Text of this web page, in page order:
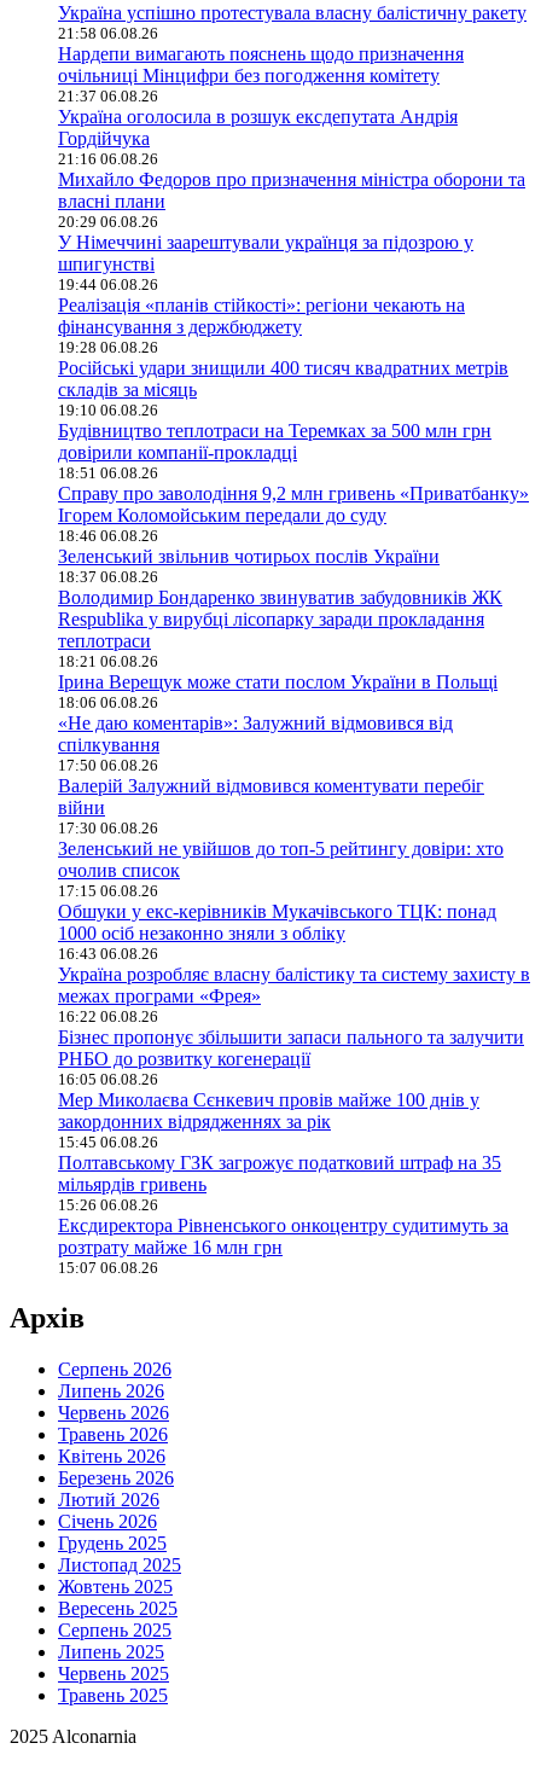
Україна успішно протестувала власну балістичну ракету
21:58 06.08.26
Нардепи вимагають пояснень щодо призначення
очільниці Мінцифри без погодження комітету
21:37 06.08.26
Україна оголосила в розшук ексдепутата Андрія
Гордійчука
21:16 06.08.26
Михайло Федоров про призначення міністра оборони та
власні плани
20:29 06.08.26
У Німеччині заарештували українця за підозрою у
шпигунстві
19:44 06.08.26
Реалізація «планів стійкості»: регіони чекають на
фінансування з держбюджету
19:28 06.08.26
Російські удари знищили 400 тисяч квадратних метрів
складів за місяць
19:10 06.08.26
Будівництво теплотраси на Теремках за 500 млн грн
довірили компанії-прокладці
18:51 06.08.26
Справу про заволодіння 9,2 млн гривень «Приватбанку»
Ігорем Коломойським передали до суду
18:46 06.08.26
Зеленський звільнив чотирьох послів України
18:37 06.08.26
Володимир Бондаренко звинуватив забудовників ЖК
Respublika у вирубці лісопарку заради прокладання
теплотраси
18:21 06.08.26
Ірина Верещук може стати послом України в Польщі
18:06 06.08.26
«Не даю коментарів»: Залужний відмовився від
спілкування
17:50 06.08.26
Валерій Залужний відмовився коментувати перебіг
війни
17:30 06.08.26
Зеленський не увійшов до топ-5 рейтингу довіри: хто
очолив список
17:15 06.08.26
Обшуки у екс-керівників Мукачівського ТЦК: понад
1000 осіб незаконно зняли з обліку
16:43 06.08.26
Україна розробляє власну балістику та систему захисту в
межах програми «Фрея»
16:22 06.08.26
Бізнес пропонує збільшити запаси пального та залучити
РНБО до розвитку когенерації
16:05 06.08.26
Мер Миколаєва Сєнкевич провів майже 100 днів у
закордонних відрядженнях за рік
15:45 06.08.26
Полтавському ГЗК загрожує податковий штраф на 35
мільярдів гривень
15:26 06.08.26
Ексдиректора Рівненського онкоцентру судитимуть за
розтрату майже 16 млн грн
15:07 06.08.26
Архів
Серпень 2026
Липень 2026
Червень 2026
Травень 2026
Квітень 2026
Березень 2026
Лютий 2026
Січень 2026
Грудень 2025
Листопад 2025
Жовтень 2025
Вересень 2025
Серпень 2025
Липень 2025
Червень 2025
Травень 2025
2025 Alconarnia